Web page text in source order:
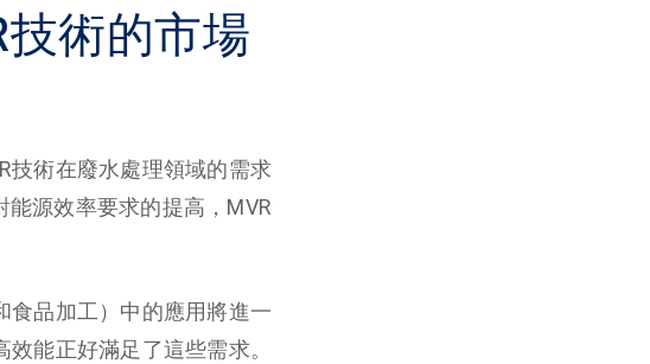
術的市場
技術在廢水處理領域的需求
源效率要求的提高，MVR
食品加工）中的應用將進一
能正好滿足了這些需求。